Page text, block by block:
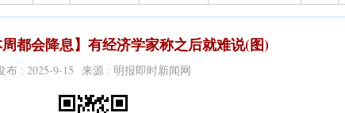
周都会降息】有经济学家称之后就难说(图)
布 : 2025-9-15 来源 : 明报即时新闻网